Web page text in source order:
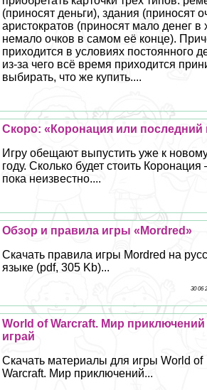
(приносят деньги), здания (приносят
аристократов (приносят мало денег в
немало очков в самом её конце).
приходится в условиях постоянного
из-за чего всё время приходится
выбирать, что же купить....
Скоро: «Коронация или последний
Игру обещают выпустить уже к
году. Сколько будет стоить
пока неизвестно....
Обзор и правила игры «Mordred»
Скачать правила игры Mordred на
языке (pdf, 305 Kb)...
30 06
World of Warcraft. Мир
играй
Скачать материалы для игры World of
Warcraft. Мир приключений...